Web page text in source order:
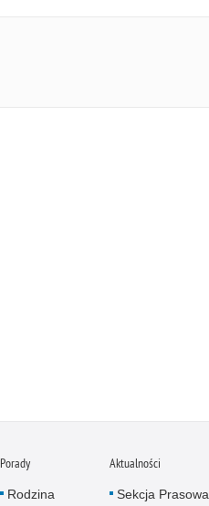
Porady
Rodzina
Aktualności
Sekcja Prasowa